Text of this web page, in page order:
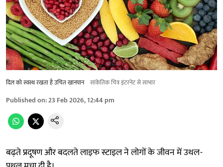
दिल को स्वस्थ रखता है उचित खानपान सांकेतिक चित्र इंटरनेट से साभार
Published on:23 Feb 2026, 12:44 pm
बढ़ते प्रदूषण और बदलते लाइफ स्टाइल ने लोगों के जीवन में उथल-